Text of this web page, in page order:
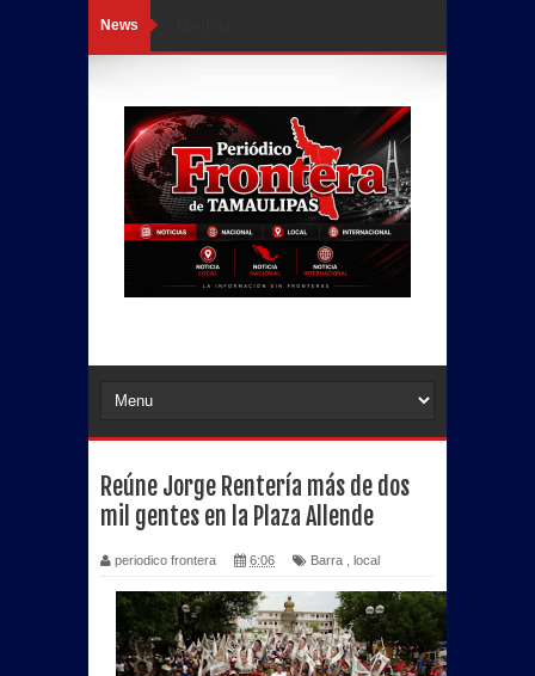
News
Reúne Jorge Rentería más de dos
mil gentes en la Plaza Allende
periodico frontera 6:06 Barra local